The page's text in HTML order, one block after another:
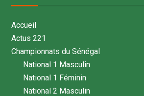
Accueil
Actus 221
Championnats du Sénégal
National 1 Masculin
National 1 Féminin
National 2 Masculin